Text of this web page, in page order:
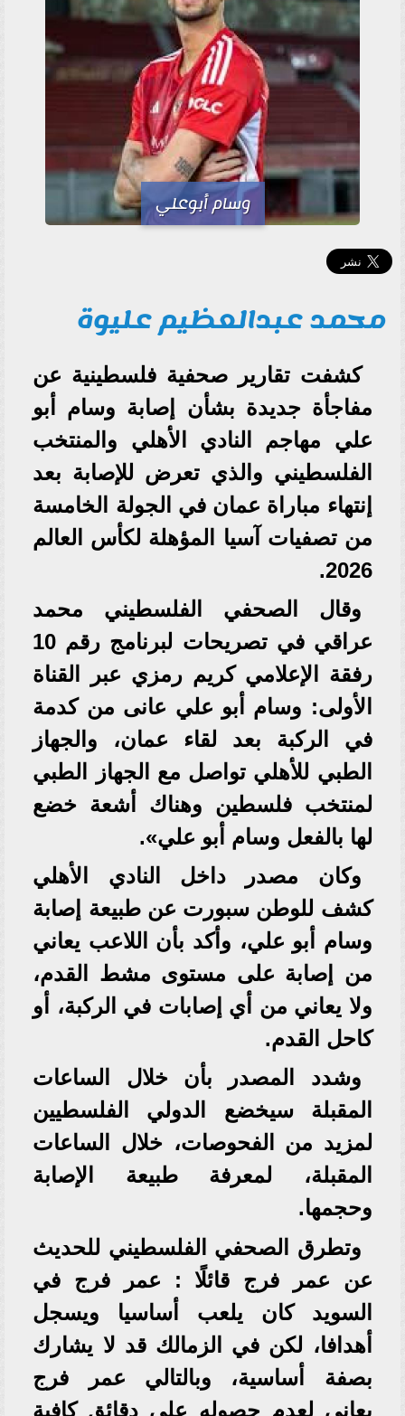
وسام أبوعلي
محمد عبدالعظيم عليوة
كشفت تقارير صحفية فلسطينية عن
مفاجأة جديدة بشأن إصابة وسام أبو
علي مهاجم النادي الأهلي والمنتخب
الفلسطيني والذي تعرض للإصابة بعد
إنتهاء مباراة عمان في الجولة الخامسة
من تصفيات آسيا المؤهلة لكأس العالم
2026.
وقال الصحفي الفلسطيني محمد
عراقي في تصريحات لبرنامج رقم 10
رفقة الإعلامي كريم رمزي عبر القناة
الأولى: وسام أبو علي عانى من كدمة
في الركبة بعد لقاء عمان، والجهاز
الطبي للأهلي تواصل مع الجهاز الطبي
لمنتخب فلسطين وهناك أشعة خضع
لها بالفعل وسام أبو علي».
وكان مصدر داخل النادي الأهلي
كشف للوطن سبورت عن طبيعة إصابة
وسام أبو علي، وأكد بأن اللاعب يعاني
من إصابة على مستوى مشط القدم،
ولا يعاني من أي إصابات في الركبة، أو
كاحل القدم.
وشدد المصدر بأن خلال الساعات
المقبلة سيخضع الدولي الفلسطيين
لمزيد من الفحوصات، خلال الساعات
المقبلة، لمعرفة طبيعة الإصابة
وحجمها.
وتطرق الصحفي الفلسطيني للحديث
عن عمر فرج قائلًا : عمر فرج في
السويد كان يلعب أساسيا ويسجل
أهدافا، لكن في الزمالك قد لا يشارك
بصفة أساسية، وبالتالي عمر فرج
يعاني لعدم حصوله على دقائق كافية